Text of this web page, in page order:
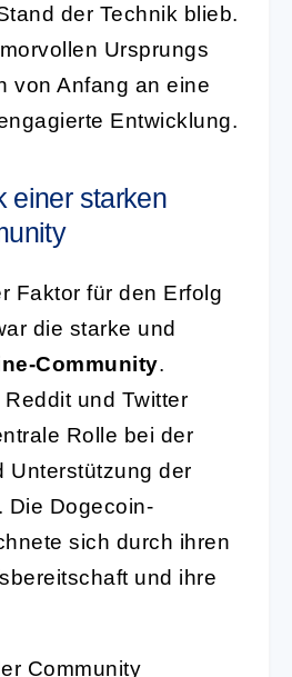
der Technik blieb.
Ursprungs
von Anfang an eine
Entwicklung.
einer starken
Faktor für den Erfolg
die starke und
Community.
und Twitter
Rolle bei der
Unterstützung der
Die Dogecoin-
sich durch ihren
und ihre
Community